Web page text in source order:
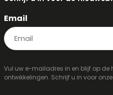
Email
Vul uw e-mailadres in en blijf op
ontwikkelingen. Schrijf u in voor